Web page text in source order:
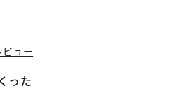
ビュー
った